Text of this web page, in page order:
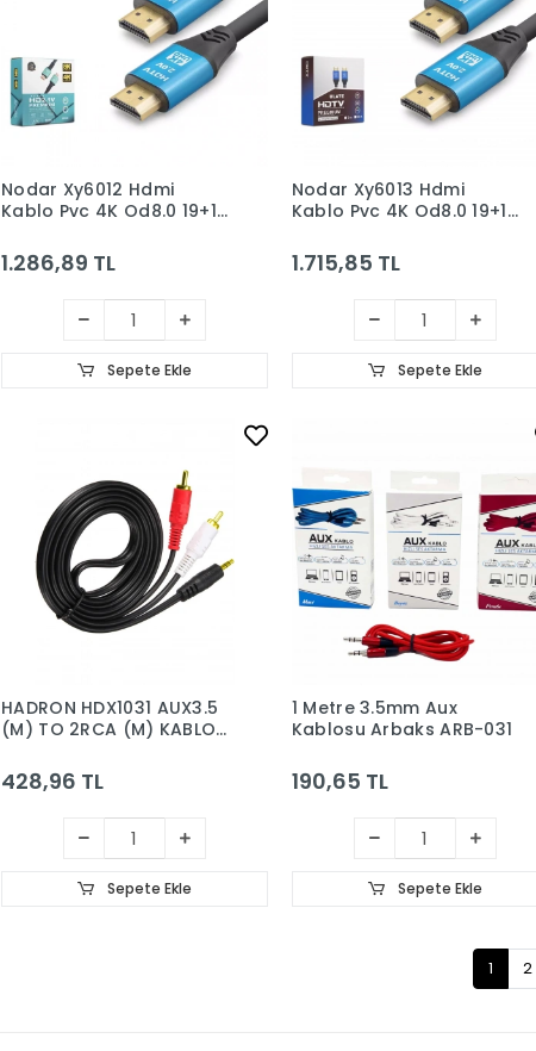
Nodar Xy6012 Hdmi
Kablo Pvc 4K Od8.0 19+1
1.286,89 TL
Sepete Ekle
Nodar Xy6013 Hdmi
Kablo Pvc 4K Od8.0 19+1
1.715,85 TL
Sepete Ekle
HADRON HDX1031 AUX3.5
(M) TO 2RCA (M) KABLO
428,96 TL
Sepete Ekle
1 Metre 3.5mm Aux
Kablosu Arbaks ARB-031
190,65 TL
Sepete Ekle
1 2